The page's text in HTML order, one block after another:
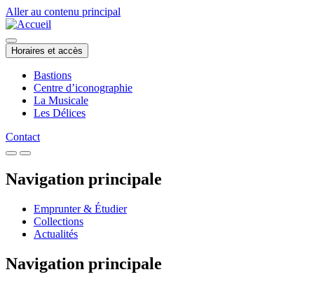
Aller au contenu principal
Horaires et accès
Bastions
Centre d’iconographie
La Musicale
Les Délices
Contact
Navigation principale
Emprunter & Étudier
Collections
Actualités
Navigation principale